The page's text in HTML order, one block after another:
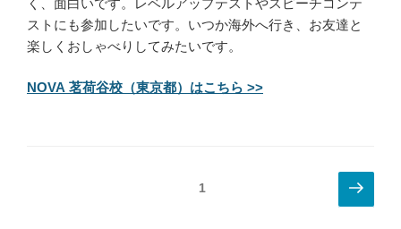
く、面白いです。レベルアップテストやスピーチコンテ
ストにも参加したいです。いつか海外へ行き、お友達と
楽しくおしゃべりしてみたいです。
NOVA 茗荷谷校（東京都）はこちら >>
1
次
の